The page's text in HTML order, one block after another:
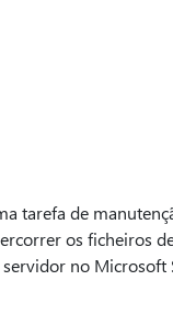
tarefa de
os ficheiros
no Microsoft